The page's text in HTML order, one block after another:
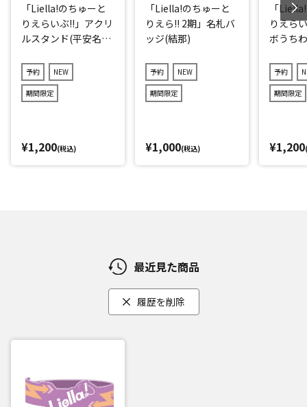
「Liella!のちゅーと
りえらいぶ!!」アクリ
ルスタンド(平安名す
予約 NEW
期間限定
¥1,200(税込)
「Liella!のちゅーと
りえら!! 2期」名札バ
ッジ(結那)
予約 NEW
期間限定
¥1,000(税込)
「
りえら
ボうち
予約
期間限定
¥1,200
最近見た商品
履歴を削除